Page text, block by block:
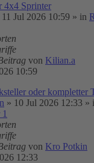
4x4 Sprinter
11 Jul 2026 10:59 » in
von Kilian.a
10:59
oder kompletter
» 10 Jul 2026 12:33 »
von Kro Potkin
12:33